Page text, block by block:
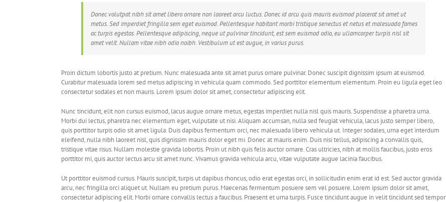
Donec volutpat nibh sit amet libero ornare non laoreet arcu luctus. Donec id arcu quis mauris euismod placerat sit amet ut
metus. Sed imperdiet fringilla sem eget euismod. Pellentesque habitant morbi tristique senectus et netus et malesuada fames
ac turpis egestas. Pellentesque adipiscing, neque ut pulvinar tincidunt, est sem euismod odio, eu ullamcorper turpis nisl sit
amet velit. Nullam vitae nibh odio noibh. Vestibulum ut est augue, in varius purus.
Proin dictum lobortis justo at pretium. Nunc malesuada ante sit amet purus ornare pulvinar. Donec suscipit dignissim ipsum at euismod.
Curabitur malesuada lorem sed metus adipiscing in vehicula quam commodo. Sed porttitor elementum elementum. Proin eu ligula eget leo
consectetur sodales et non mauris. Lorem ipsum dolor sit amet, consectetur adipiscing elit.
Nunc tincidunt, elit non cursus euismod, lacus augue ornare metus, egestas imperdiet nulla nisl quis mauris. Suspendisse a pharetra urna.
Morbi dui lectus, pharetra nec elementum eget, vulputate ut nisi. Aliquam accumsan, nulla sed feugiat vehicula, lacus justo semper libero,
quis porttitor turpis odio sit amet ligula. Duis dapibus fermentum orci, nec malesuada libero vehicula ut. Integer sodales, urna eget interdum
eleifend, nulla nibh laoreet nisl, quis dignissim mauris dolor eget mi. Donec at mauris enim. Duis nisi tellus, adipiscing a convallis quis,
tristique vitae risus. Nullam molestie gravida lobortis. Proin ut nibh quis felis auctor ornare. Cras ultricies, nibh at mollis faucibus, justo eros
porttitor mi, quis auctor lectus arcu sit amet nunc. Vivamus gravida vehicula arcu, vitae vulputate augue lacinia faucibus.
Ut porttitor euismod cursus. Mauris suscipit, turpis ut dapibus rhoncus, odio erat egestas orci, in sollicitudin enim erat id est. Sed auctor gravida
arcu, nec fringilla orci aliquet ut. Nullam eu pretium purus. Maecenas fermentum posuere sem vel posuere. Lorem ipsum dolor sit amet,
consectetur adipiscing elit. Morbi ornare convallis lectus a faucibus. Praesent et urna turpis. Fusce tincidunt augue in velit tincidunt sed tempor